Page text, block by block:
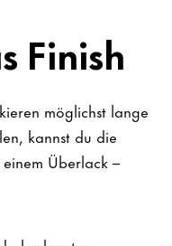
Finish
möglichst lange
kannst du die
Überlack –